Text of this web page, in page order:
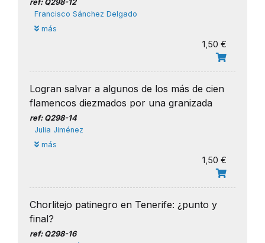
ref: Q298-12
Francisco Sánchez Delgado
más
1,50 €
Logran salvar a algunos de los más de cien
flamencos diezmados por una granizada
ref: Q298-14
Julia Jiménez
más
1,50 €
Chorlitejo patinegro en Tenerife: ¿punto y
final?
ref: Q298-16